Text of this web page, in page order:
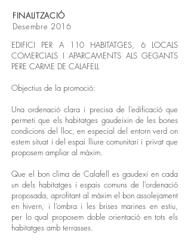
FINALITZACIÓ
Desembre 2016
EDIFICI PER A 110 HABITATGES, 6 LOCALS
COMERCIALS I APARCAMENTS ALS GEGANTS
PERE CARME DE CALAFELL
Objectius de la promoció:
Una ordenació clara i precisa de l’edificació que
permeti que els habitatges gaudeixin de les bones
condicions del lloc, en especial del entorn verd on
estem situat i del espai lliure comunitari i privat que
proposem ampliar al màxim.
Que el bon clima de Calafell es gaudexi en cada
un dels habitatges i espais comuns de l’ordenació
proposada, aprofitant al màxim el bon assolejament
en hivern, i l’ombra i les brises marines en estiu,
per lo qual proposem doble orientació en tots els
habitatges amb terrasses.